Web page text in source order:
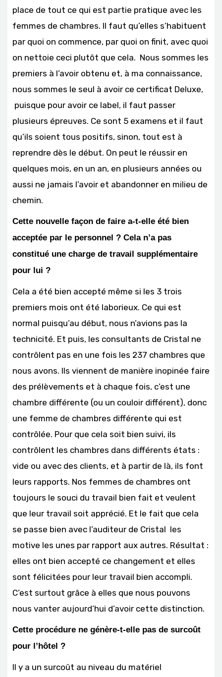
place de tout ce qui est partie pratique avec les
femmes de chambres. Il faut qu’elles s’habituent
par quoi on commence, par quoi on finit, avec quoi
on nettoie ceci plutôt que cela. Nous sommes les
premiers à l’avoir obtenu et, à ma connaissance,
nous sommes le seul à avoir ce certificat Deluxe,
puisque pour avoir ce label, il faut passer
plusieurs épreuves. Ce sont 5 examens et il faut
qu’ils soient tous positifs, sinon, tout est à
reprendre dès le début. On peut le réussir en
quelques mois, en un an, en plusieurs années ou
aussi ne jamais l’avoir et abandonner en milieu de
chemin.
Cette nouvelle façon de faire a-t-elle été bien
acceptée par le personnel ? Cela n’a pas
constitué une charge de travail supplémentaire
pour lui ?
Cela a été bien accepté même si les 3 trois
premiers mois ont été laborieux. Ce qui est
normal puisqu’au début, nous n’avions pas la
technicité. Et puis, les consultants de Cristal ne
contrôlent pas en une fois les 237 chambres que
nous avons. Ils viennent de manière inopinée faire
des prélèvements et à chaque fois, c’est une
chambre différente (ou un couloir différent), donc
une femme de chambres différente qui est
contrôlée. Pour que cela soit bien suivi, ils
contrôlent les chambres dans différents états :
vide ou avec des clients, et à partir de là, ils font
leurs rapports. Nos femmes de chambres ont
toujours le souci du travail bien fait et veulent
que leur travail soit apprécié. Et le fait que cela
se passe bien avec l’auditeur de Cristal les
motive les unes par rapport aux autres. Résultat :
elles ont bien accepté ce changement et elles
sont félicitées pour leur travail bien accompli.
C’est surtout grâce à elles que nous pouvons
nous vanter aujourd’hui d’avoir cette distinction.
Cette procédure ne génère-t-elle pas de surcoût
pour l’hôtel ?
Il y a un surcoût au niveau du matériel